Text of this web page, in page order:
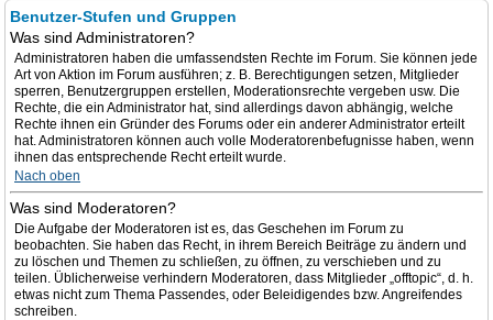
Benutzer-Stufen und Gruppen
Was sind Administratoren?
Administratoren haben die umfassendsten Rechte im Forum. Sie können jede
Art von Aktion im Forum ausführen; z. B. Berechtigungen setzen, Mitglieder
sperren, Benutzergruppen erstellen, Moderationsrechte vergeben usw. Die
Rechte, die ein Administrator hat, sind allerdings davon abhängig, welche
Rechte ihnen ein Gründer des Forums oder ein anderer Administrator erteilt
hat. Administratoren können auch volle Moderatorenbefugnisse haben, wenn
ihnen das entsprechende Recht erteilt wurde.
Nach oben
Was sind Moderatoren?
Die Aufgabe der Moderatoren ist es, das Geschehen im Forum zu
beobachten. Sie haben das Recht, in ihrem Bereich Beiträge zu ändern und
zu löschen und Themen zu schließen, zu öffnen, zu verschieben und zu
teilen. Üblicherweise verhindern Moderatoren, dass Mitglieder „offtopic“, d. h.
etwas nicht zum Thema Passendes, oder Beleidigendes bzw. Angreifendes
schreiben.